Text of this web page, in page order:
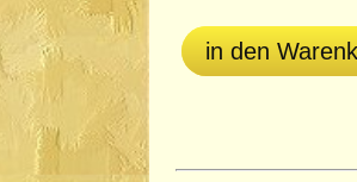
in den